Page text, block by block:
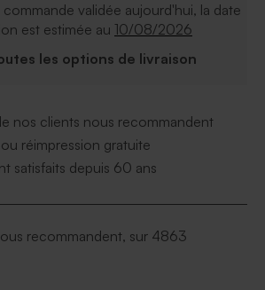
validée aujourd'hui, la date
est estimée au 10/08/2026
les options de livraison
nos clients nous recommandent
réimpression gratuite
satisfaits depuis 60 ans
recommandent, sur 4863